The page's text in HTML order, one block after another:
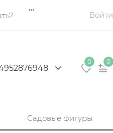
Войти
0 0
Садовые фигуры